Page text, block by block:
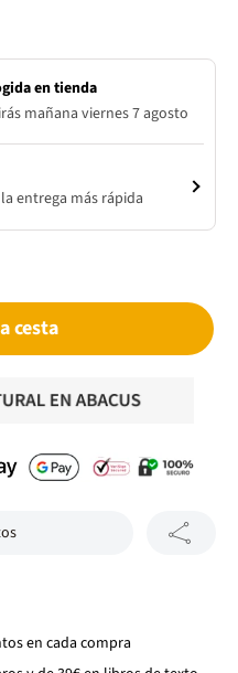
en tienda
mañana viernes 7 agosto
entrega más rápida
cesta
en cada compra